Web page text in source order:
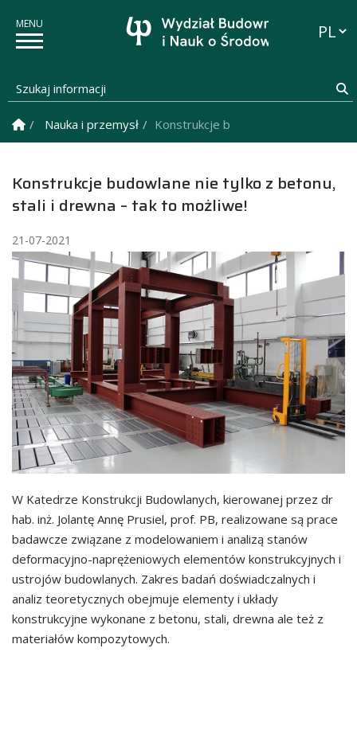
Szukaj informacji
Strona Główna
Nauka i przemysł Konstrukcje budowlane nie tylko z
Konstrukcje budowlane nie tylko z betonu,
stali i drewna – tak to możliwe!
21-07-2021
W Katedrze Konstrukcji Budowlanych, kierowanej przez dr
hab. inż. Jolantę Annę Prusiel, prof. PB, realizowane są prace
badawcze związane z modelowaniem i analizą stanów
deformacyjno-naprężeniowych elementów konstrukcyjnych i
ustrojów budowlanych. Zakres badań doświadczalnych i
analiz teoretycznych obejmuje elementy i układy
konstrukcyjne wykonane z betonu, stali, drewna ale też z
materiałów kompozytowych.